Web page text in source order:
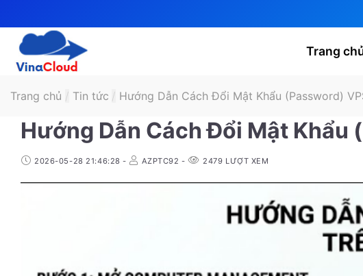
to
content
Trang
Trang chủ / Tin tức / Hướng Dẫn Cách Đổi Mật Khẩu (Password)
Hướng Dẫn Cách Đổi Mật
2026-05-28 21:46:28 - AZPTC92 - 2479 LƯỢT XEM